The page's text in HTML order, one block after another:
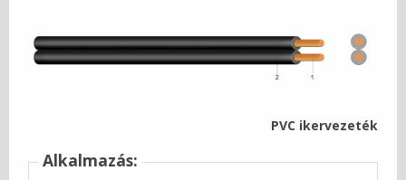
PVC ikervezeték
Alkalmazás: